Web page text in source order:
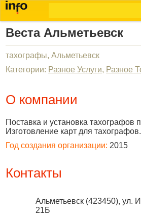
Веста Альметьевск
тахографы, Альметьевск
Категории: Разное Услуги, Разное
О компании
Поставка и установка тахографов
Изготовление карт для
Год создания организации: 2015
Контакты
Альметьевск (423450), ул.
21Б